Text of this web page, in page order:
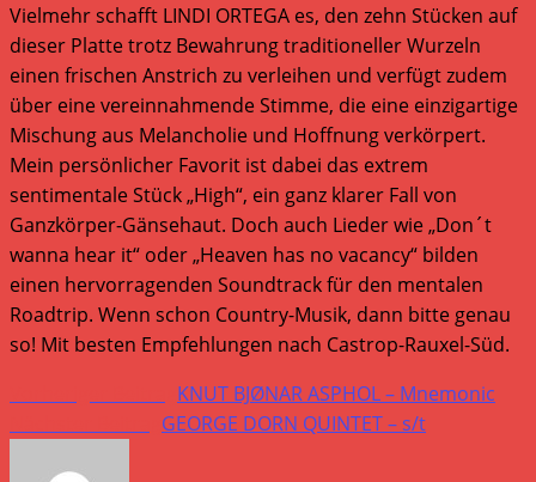
Vielmehr schafft LINDI ORTEGA es, den zehn Stücken auf
dieser Platte trotz Bewahrung traditioneller Wurzeln
einen frischen Anstrich zu verleihen und verfügt zudem
über eine vereinnahmende Stimme, die eine einzigartige
Mischung aus Melancholie und Hoffnung verkörpert.
Mein persönlicher Favorit ist dabei das extrem
sentimentale Stück „High“, ein ganz klarer Fall von
Ganzkörper-Gänsehaut. Doch auch Lieder wie „Don´t
wanna hear it“ oder „Heaven has no vacancy“ bilden
einen hervorragenden Soundtrack für den mentalen
Roadtrip. Wenn schon Country-Musik, dann bitte genau
so! Mit besten Empfehlungen nach Castrop-Rauxel-Süd.
Weitere
Artikel
ansehen
KNUT BJØNAR ASPHOL – Mnemonic
GEORGE DORN QUINTET – s/t